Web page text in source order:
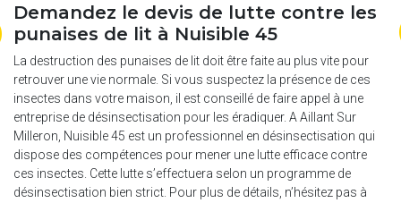
Demandez le devis de lutte contre les
punaises de lit à Nuisible 45
La destruction des punaises de lit doit être faite au plus vite pour
retrouver une vie normale. Si vous suspectez la présence de ces
insectes dans votre maison, il est conseillé de faire appel à une
entreprise de désinsectisation pour les éradiquer. A Aillant Sur
Milleron, Nuisible 45 est un professionnel en désinsectisation qui
dispose des compétences pour mener une lutte efficace contre
ces insectes. Cette lutte s’effectuera selon un programme de
désinsectisation bien strict. Pour plus de détails, n’hésitez pas à